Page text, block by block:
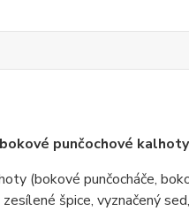
punčochové kalhoty
(bokové punčocháče,
špice, vyznačený